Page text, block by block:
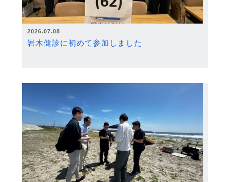
2026.07.08
岩木健診に初めて参加しました